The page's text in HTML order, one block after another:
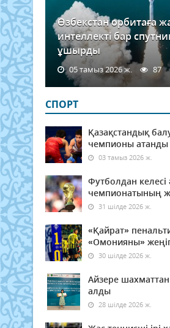
Өзбекстан орбитаға
интеллекті бар
ұшырды
05 тамыз 2026 ж. 87
СПОРТ
Қазақстандық
чемпионы атанды
03 тамыз 2026 ж.
Футболдан келесі
чемпионатының
31 шілде 2026 ж.
«Қайрат»
«Омонияны»
30 шілде 2026 ж.
Айзере
алды
28 шілде 2026 ж.